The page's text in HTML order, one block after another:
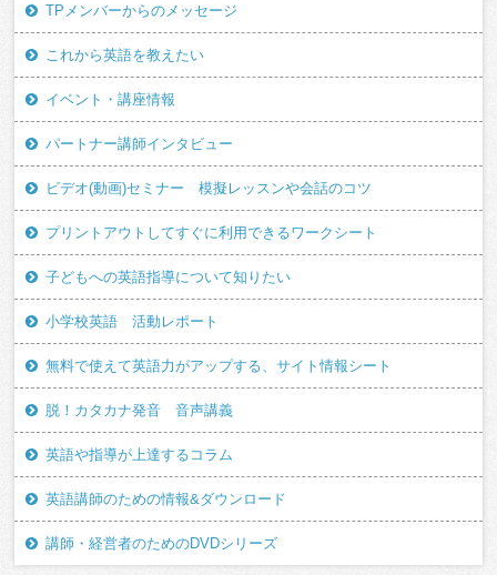
TPメンバーからのメッセージ
これから英語を教えたい
イベント・講座情報
パートナー講師インタビュー
ビデオ(動画)セミナー 模擬レッスンや会話のコツ
プリントアウトしてすぐに利用できるワークシート
子どもへの英語指導について知りたい
小学校英語 活動レポート
無料で使えて英語力がアップする、サイト情報シート
脱！カタカナ発音 音声講義
英語や指導が上達するコラム
英語講師のための情報&ダウンロード
講師・経営者のためのDVDシリーズ